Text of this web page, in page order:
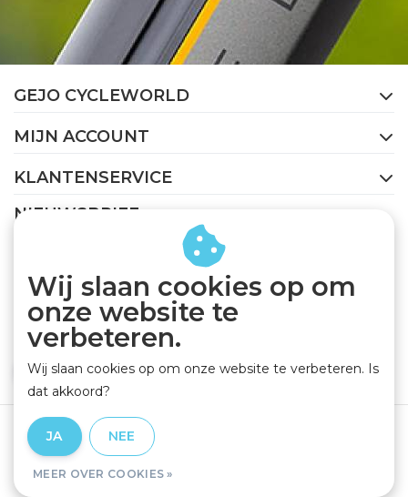
GEJO CYCLEWORLD
MIJN ACCOUNT
KLANTENSERVICE
NIEUWSBRIEF
Abonneer je op onze nieuwsbrief om op de hoogte te
ABONNEER
Algemene voorwaarden
Wij slaan cookies op om
onze website te
verbeteren.
Wij slaan cookies op om onze website te verbeteren. Is
dat akkoord?
JA NEE
MEER OVER COOKIES »